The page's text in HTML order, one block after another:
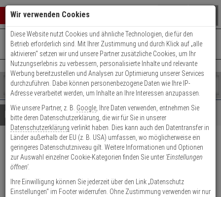
Warenkorb schließen
0 ARTIKEL IM WARENKORB
Ihr Warenkorb ist momentan leer.
Ergebnisse ()
Fertig
Shop
durchsuchen
Bitte
geben
Sie
mindestens
Zeichen
ein,
um
Suche
Es
wurde
noch
Kategorien
Suche
gestartet
+49 (0)821 899 493-0Mo. - Do.: 8:00 - 16:30 | Fr.: 8:00 - 14:00 Uhr
Kontaktservice nutzen
Details Beratung
WLX Pro Verlängerungsset
Halbzylinder (5 mm)
Produktmerkmale
Wir verwenden Cookies
Diese Website nutzt Cookies und ähnliche Technologien, die für den
Betrieb erforderlich sind. Mit Ihrer Zustimmung und durch Klick auf „alle
aktivieren“ setzen wir und unsere Partner zusätzliche Cookies, um Ihr
Nutzungserlebnis zu verbessern, personalisierte Inhalte und relevante
Werbung bereitzustellen und Analysen zur Optimierung unserer Services
durchzuführen. Dabei können personenbezogene Daten wie Ihre IP-
Adresse verarbeitet werden, um Inhalte an Ihre Interessen anzupassen.
Wie unsere Partner, z. B. Google , Ihre Daten verwenden, entnehmen Sie
bitte deren Datenschutzerklärung, die wir für Sie in unserer
Datenschutzerklärung verlinkt haben. Dies kann auch den Datentransfer in
Länder außerhalb der EU (z. B. USA) umfassen, wo möglicherweise ein
geringeres Datenschutzniveau gilt. Weitere Informationen und Optionen
zur Auswahl einzelner Cookie-Kategorien finden Sie unter 'Einstellungen
öffnen'.
Ihre Einwilligung können Sie jederzeit über den Link „Datenschutz
Einstellungen“ im Footer widerrufen. Ohne Zustimmung verwenden wir nur